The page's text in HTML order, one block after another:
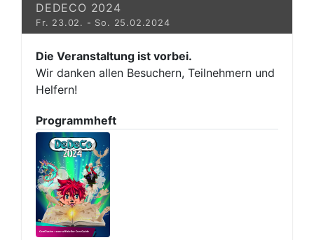
DEDECO 2024
Fr. 23.02. - So. 25.02.2024
Die Veranstaltung ist vorbei.
Wir danken allen Besuchern, Teilnehmern und
Helfern!
Programmheft